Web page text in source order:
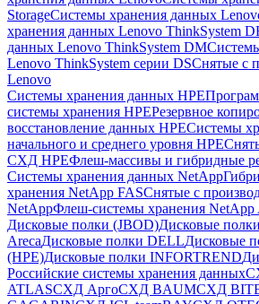
StorageСистемы хранения данных
хранения данных Lenovo ThinkSystem
данных Lenovo ThinkSystem DM
Lenovo ThinkSystem серии DSСнятые с
Lenovo
Системы хранения данных HPE
системы хранения HPEРезервное
восстановление данных HPEСистемы
начального и среднего уровня HPE
СХД HPEФлеш-массивы и гибридные
Cистемы хранения данных NetApp
хранения NetApp FASСнятые с
NetAppФлеш-системы хранения NetApp
Дисковые полки (JBOD)Дисковые
ArecaДисковые полки DELLДисковые
(HPE)Дисковые полки INFORTREND
Российские системы хранения данных
ATLASСХД AргоСХД BAUMСХД